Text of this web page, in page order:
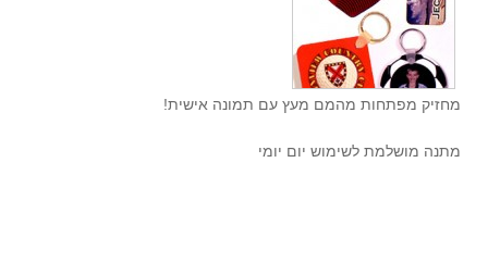
מחזיק מפתחות מהמם מעץ עם תמונה אישית!
מתנה מושלמת לשימוש יום יומי